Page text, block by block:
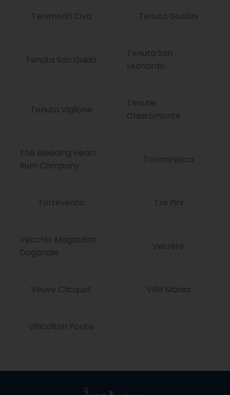
Tenimenti Civa Tenuta Giustini
Tenuta San Guido
Tenuta San
Leonardo
Tenuta Viglione
Tenute
Chiaromonte
The Bleeding Heart
Rum Company
Tormaresca
Torrevento Tre Pini
Vecchio Magazzino
Doganale
Vetrère
Veuve Clicquot Villa Massa
Viticoltori Ponte